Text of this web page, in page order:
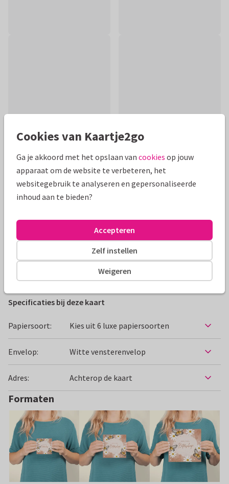
Productinformatie
Lieve beterschapskaart met getekende vlinders en
beterschapswens voor de ontvanger.
Alle kaarten zijn helemaal naar wens aan te passen
Studio Dutch Dots
Specificaties bij deze kaart
Papiersoort: Kies uit 6 luxe papiersoorten
Envelop: Witte vensterenvelop
Adres: Achterop de kaart
Formaten
Cookies van Kaartje2go
Ga je akkoord met het opslaan van cookies op jouw
apparaat om de website te verbeteren, het
websitegebruik te analyseren en gepersonaliseerde
inhoud aan te bieden?
Weigeren
Zelf instellen
Accepteren